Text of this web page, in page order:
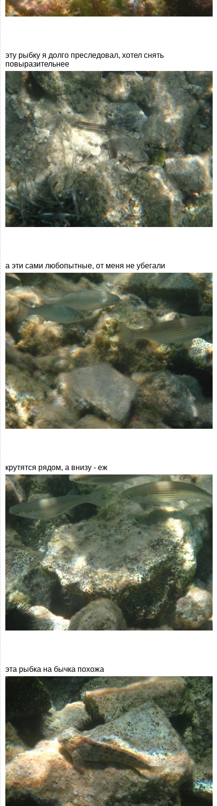
эту рыбку я долго преследовал, хотел снять
повыразительнее
а эти сами любопытные, от меня не убегали
крутятся рядом, а внизу - еж
эта рыбка на бычка похожа